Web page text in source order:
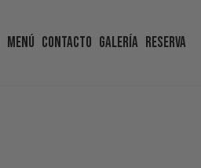
Menú Contacto Galería Reserva